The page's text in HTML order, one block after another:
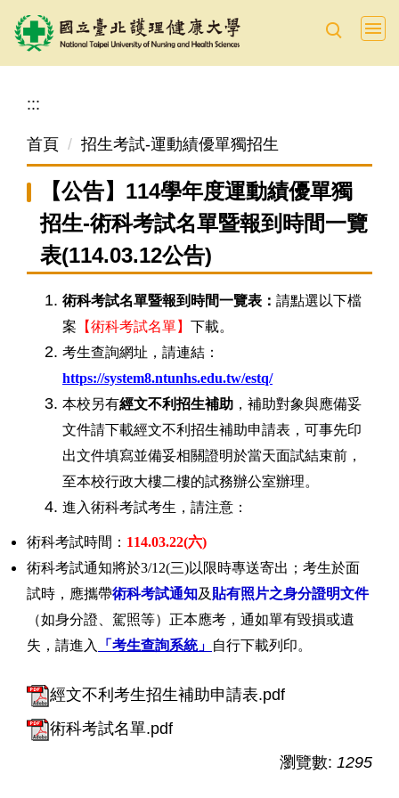
跳
到
主
:::
首頁 招生考試-運動績優單獨招生
【公告】114學年度運動績優單獨
招生-術科考試名單暨報到時間一覽
表(114.03.12公告)
術科考試名單暨報到時間一覽表： 請點選以下檔
案 【術科考試名單】 下載。
考生查詢網址，請連結：
https://system8.ntunhs.edu.tw/estq/
本校另有經文不利招生補助 ，補助對象與應備妥
文件請下載經文不利 招生補助申請表，可事先印
出文件填寫並備妥相關證明於當天面試結束前，
至本校行政大樓二樓的試務辦公室辦理。
進入術科考試考生，請注意：
術科考試時間： 114.03.22(六)
術科考試通知將於3/12(三)以限時專送寄出；考生於面
試時，應攜帶術科考試通知及 貼有照片之身分證明文件
（如身分證、駕照等）正本應考，通如單有毀損或遺
失，請進入
「考生查詢系統」 自行下載列印。
經文不利考生招生補助申請表.pdf
術科考試名單.pdf
瀏覽數: 1295